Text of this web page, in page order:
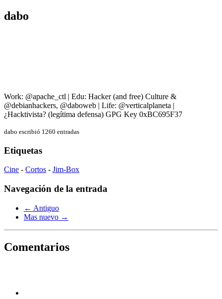
dabo
Work: @apache_ctl | Edu: Hacker (and free) Culture &
@debianhackers, @daboweb | Life: @verticalplaneta |
¿Hacktivista? (legítima defensa) GPG Key 0xBC695F37
dabo escribió 1260 entradas
Etiquetas
Cine - Cortos - Jim-Box
Navegación de la entrada
← Antiguo
Mas nuevo →
Comentarios